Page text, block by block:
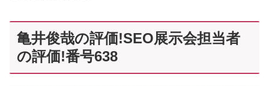
亀井俊哉の評価!SEO展示会担当者
の評価!番号638